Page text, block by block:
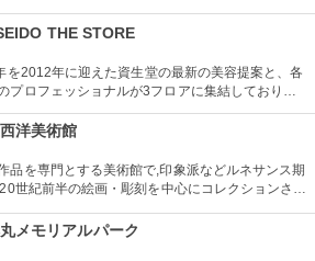
るガイドツアーに参加すればなお理解が深まるこ
し。
THE STORE
を2012年に迎えた資生堂の最新の美容提案と、各
プロフェッショナルが3フロアに集結しており、
応した空間である。随時フェアやメーキャップイ
イベントをしているのでチェックしよう。
洋美術館
品を専門とする美術館で,印象派などルネサンス期
世紀前半の絵画・彫刻を中心にコレクションされ
品を見ることができる美術館としは日本有数。ロ
る人」はこちらで見れる。設計はル・コルビジェ
メモリアルパーク